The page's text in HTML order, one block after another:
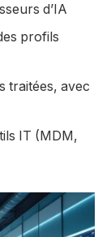
d’IA
profils
traitées, avec
IT (MDM,